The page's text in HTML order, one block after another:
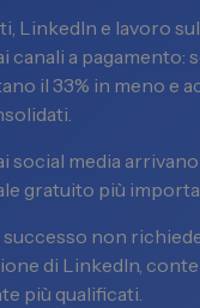
LinkedIn e lavoro
a pagamento:
il 33% in meno e
social media
gratuito più
non
di LinkedIn,
più qualificati.